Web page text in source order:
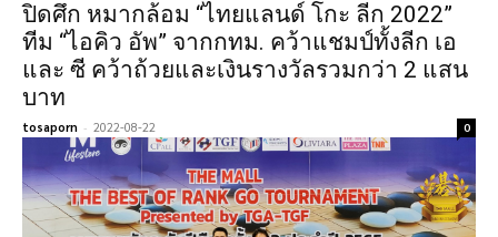
ปิดศึก หมากล้อม “ไทยแลนด์ โกะ ลีก 2022”
ทีม “ไอคิว อัพ” จากกทม. คว้าแชมป์ทั้งลีก เอ
และ ซี คว้าถ้วยและเงินรางวัลรวมกว่า 2 แสน
บาท
tosaporn - 2022-08-22 0